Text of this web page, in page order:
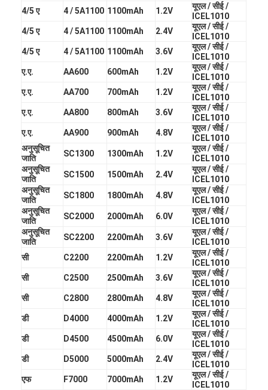
निम बैटरी पैक
निक बैटरी पैक
लिथियम आयन बैटरी पैक
आपातकालीन प्रकाश बैटरी
ली Mno2 बैटरी
ली Socl2 बैटरी
प्राथमिक लिथियम बैटरी
हाइब्रिड कार बैटरी
4/5 ए
4 / 5A1100 1100mAh 1.2V
यूएल / सीई /
ICEL1010
4/5 ए
4 / 5A1100 1100mAh 2.4V
यूएल / सीई /
ICEL1010
4/5 ए
4 / 5A1100 1100mAh 3.6V
यूएल / सीई /
ICEL1010
ए.ए.
AA600 600mAh 1.2V
यूएल / सीई /
ICEL1010
ए.ए.
AA700 700mAh 1.2V
यूएल / सीई /
ICEL1010
ए.ए.
AA800 800mAh 3.6V
यूएल / सीई /
ICEL1010
ए.ए.
AA900 900mAh 4.8V
यूएल / सीई /
ICEL1010
अनुसूचित
जाति
SC1300 1300mAh 1.2V
यूएल / सीई /
ICEL1010
अनुसूचित
जाति
SC1500 1500mAh 2.4V
यूएल / सीई /
ICEL1010
अनुसूचित
जाति
SC1800 1800mAh 4.8V
यूएल / सीई /
ICEL1010
अनुसूचित
जाति
SC2000 2000mAh 6.0V
यूएल / सीई /
ICEL1010
अनुसूचित
जाति
SC2200 2200mAh 3.6V
यूएल / सीई /
ICEL1010
सी
C2200 2200mAh 1.2V
यूएल / सीई /
ICEL1010
सी
C2500 2500mAh 3.6V
यूएल / सीई /
ICEL1010
सी
C2800 2800mAh 4.8V
यूएल / सीई /
ICEL1010
डी
D4000 4000mAh 1.2V
यूएल / सीई /
ICEL1010
डी
D4500 4500mAh 6.0V
यूएल / सीई /
ICEL1010
डी
D5000 5000mAh 2.4V
यूएल / सीई /
ICEL1010
एफ
F7000 7000mAh 1.2V
यूएल / सीई /
ICEL1010